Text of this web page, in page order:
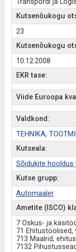
Transpordi ja
Kutsenõukogu
23
Kutsenõukogu
10.12.2008
EKR tase:
Viide Euroopa
Valdkond:
TEHNIKA,
Kutseala:
Sõidukite hooldus
Kutse grupp:
Automaaler
Ametite (ISCO)
7 Oskus- ja
71 Ehitustöölised,
713 Maalrid,
7132